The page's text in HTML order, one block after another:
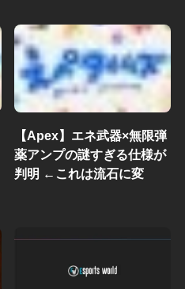
【Apex】エネ武器×無限弾
薬アンプの謎すぎる仕様が
判明 ←これは流石に変